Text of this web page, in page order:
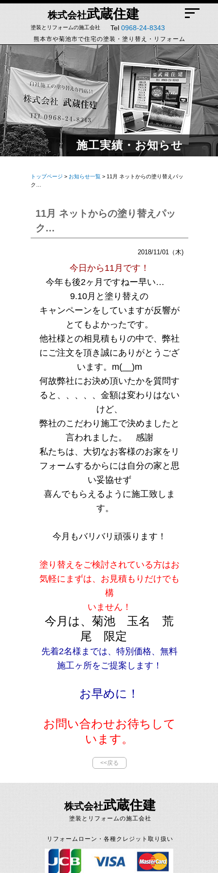
塗装とリフォームの施工会社
株式会社武蔵住建
熊本市や菊池市で住宅の塗装・塗り替え・リフォーム
Tel 0968-24-8343
施工実績・お知らせ
トップページ > お知らせ一覧> 11月 ネットからの塗り替えパッ
ク…
11月 ネットからの塗り替えパッ
ク…
2018/11/01（木)
今日から11月です！
今年も後2ヶ月ですねー早い…
9.10月と塗り替えの
キャンペーンをしていますが反響が
とてもよかったです。
他社様との相見積もりの中で、弊社
にご注文を頂き誠にありがとうござ
います。m(__)m
何故弊社にお決め頂いたかを質問す
ると、、、、、金額は変わりはない
けど、
弊社のこだわり施工で決めましたと
言われました。 感謝
私たちは、大切なお客様のお家をリ
フォームするからには自分の家と思
い妥協せず
喜んでもらえるように施工致しま
す。
今月もバリバリ頑張ります！
塗り替えをご検討されている方はお
気軽にまずは、お見積もりだけでも
構
いません！
今月は、菊池 玉名 荒
尾 限定
先着2名様までは、特別価格、無料
施工ヶ所をご提案します！
お早めに！
お問い合わせお待ちして
います。
<<戻る
塗装とリフォームの施工会社
株式会社武蔵住建
リフォームローン・各種クレジット取り扱い